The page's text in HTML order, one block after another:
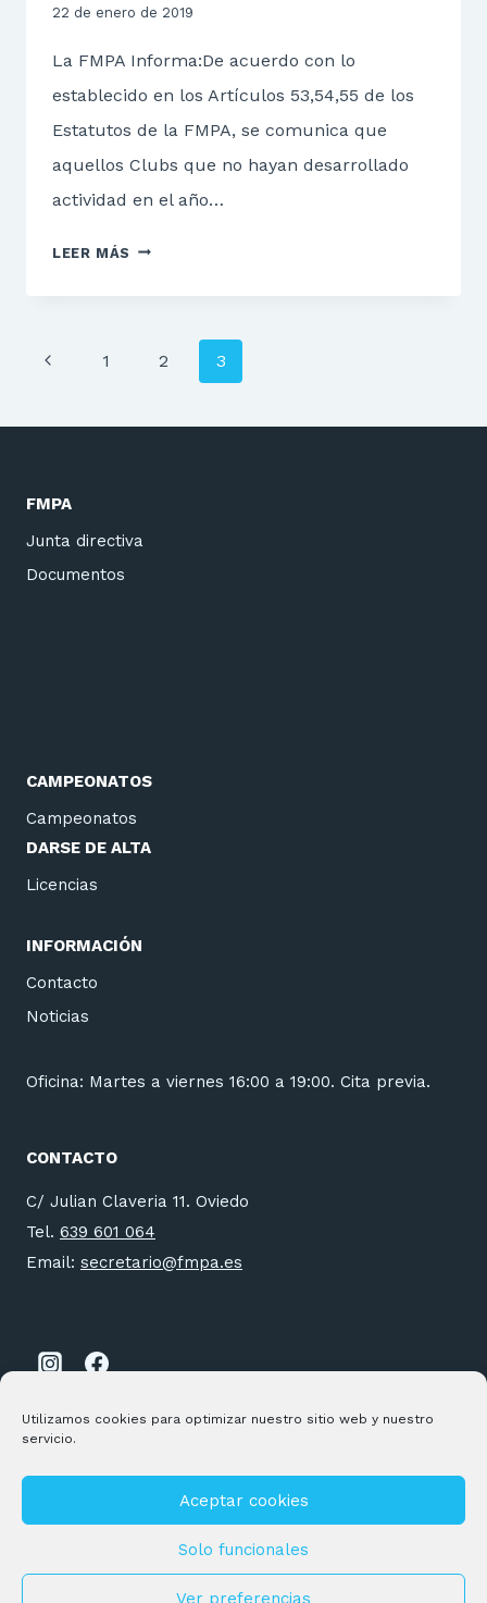
Utilizamos cookies para optimizar nuestro sitio web y nuestro
servicio.
Aceptar cookies
Solo funcionales
Ver preferencias
22 de enero de 2019
La FMPA Informa:De acuerdo con lo
establecido en los Artículos 53,54,55 de los
Estatutos de la FMPA, se comunica que
aquellos Clubs que no hayan desarrollado
actividad en el año…
LEER MÁS FMPA
Navegación
página
Página
1 2 3
FMPA
Junta directiva
Documentos
CAMPEONATOS
Campeonatos
DARSE DE ALTA
Licencias
INFORMACIÓN
Contacto
Noticias
Oficina: Martes a viernes 16:00 a 19:00. Cita previa.
CONTACTO
C/ Julian Claveria 11. Oviedo
Tel. 639 601 064
Email: secretario@fmpa.es
© 2026 FMPA Desarrollado por
| Política de Cookies